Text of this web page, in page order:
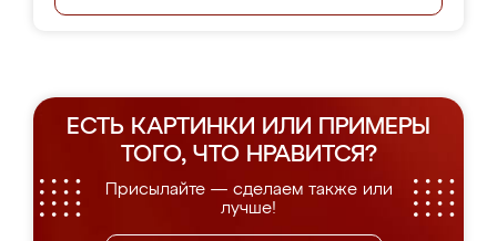
ЕСТЬ КАРТИНКИ ИЛИ ПРИМЕРЫ
ТОГО, ЧТО НРАВИТСЯ?
Присылайте — сделаем также или
лучше!